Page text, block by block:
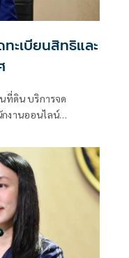
ะเบียนสิทธิและ
ที่ดิน บริการจด
งานออนไลน์
งระบบ